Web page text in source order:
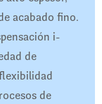
acabado fino.
i-
de
de